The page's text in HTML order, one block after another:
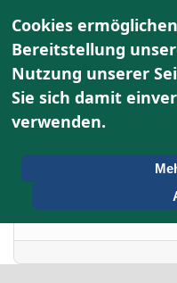
Terminkalender
Cookies
Bereitstellung
Nutzung unserer
Sie sich damit
verwenden.